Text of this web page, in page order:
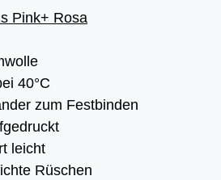
Pink+ Rosa
40°C
zum Festbinden
leicht
Rüschen